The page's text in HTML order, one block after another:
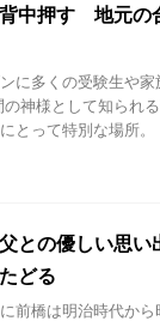
背中押す 地元
に多くの受験生や
神様として知られ
とって特別な場所
との優しい思
どる
前橋は明治時代か